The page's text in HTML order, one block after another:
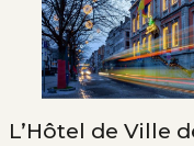
L’Hôtel de Ville